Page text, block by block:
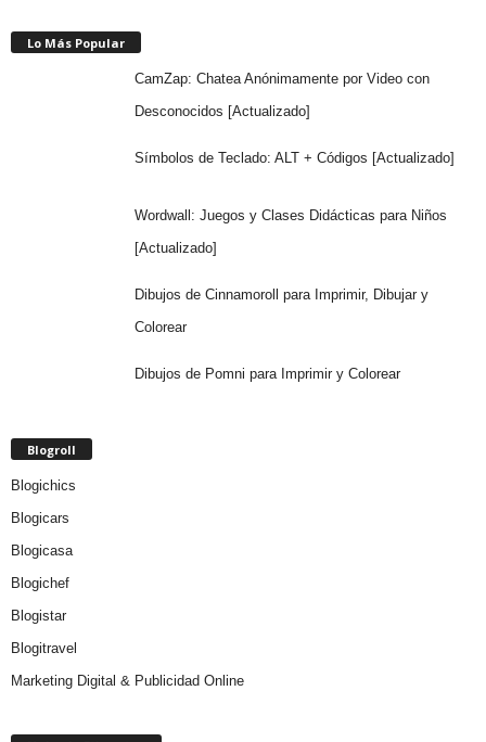
Lo Más Popular
CamZap: Chatea Anónimamente por Video con
Desconocidos [Actualizado]
Símbolos de Teclado: ALT + Códigos [Actualizado]
Wordwall: Juegos y Clases Didácticas para Niños
[Actualizado]
Dibujos de Cinnamoroll para Imprimir, Dibujar y
Colorear
Dibujos de Pomni para Imprimir y Colorear
Blogroll
Blogichics
Blogicars
Blogicasa
Blogichef
Blogistar
Blogitravel
Marketing Digital & Publicidad Online